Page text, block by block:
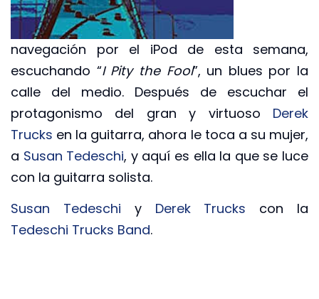
navegación por el iPod de esta semana,
escuchando “I Pity the Fool”, un blues por la
calle del medio. Después de escuchar el
protagonismo del gran y virtuoso Derek
Trucks en la guitarra, ahora le toca a su mujer,
a Susan Tedeschi, y aquí es ella la que se luce
con la guitarra solista.
Susan Tedeschi y Derek Trucks con la
Tedeschi Trucks Band.